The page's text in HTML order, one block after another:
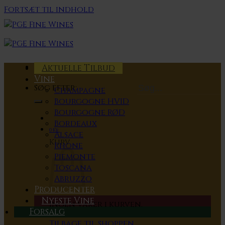
Fortsæt til indhold
Søg efter:
0 Kr.
Kurv
Ingen varer i kurven.
Aktuelle Tilbud
Vine
Champagne
Bourgogne HVID
Bourgogne RØD
Bordeaux
Alsace
Rhone
Piemonte
Toscana
Abruzzo
Producenter
Nyeste Vine
Forsalg